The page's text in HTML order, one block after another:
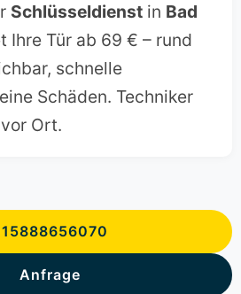
Schlüsseldienst in Bad
Ihre Tür ab 69 € – rund
schnelle
Schäden. Techniker
Ort.
Anfrage